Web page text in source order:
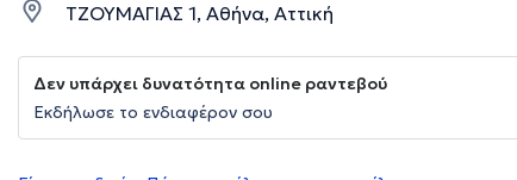
ΤΖΟΥΜΑΓΙΑΣ 1, Αθήνα, Αττική
Δεν υπάρχει δυνατότητα online ραντεβού
Εκδήλωσε το ενδιαφέρον σου